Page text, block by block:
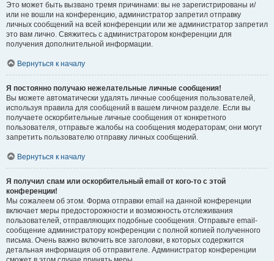
Это может быть вызвано тремя причинами: вы не зарегистрированы и/
или не вошли на конференцию, администратор запретил отправку
личных сообщений на всей конференции или же администратор запретил
это вам лично. Свяжитесь с администратором конференции для
получения дополнительной информации.
Вернуться к началу
Я постоянно получаю нежелательные личные сообщения!
Вы можете автоматически удалять личные сообщения пользователей,
используя правила для сообщений в вашем личном разделе. Если вы
получаете оскорбительные личные сообщения от конкретного
пользователя, отправьте жалобы на сообщения модераторам; они могут
запретить пользователю отправку личных сообщений.
Вернуться к началу
Я получил спам или оскорбительный email от кого-то с этой
конференции!
Мы сожалеем об этом. Форма отправки email на данной конференции
включает меры предосторожности и возможность отслеживания
пользователей, отправляющих подобные сообщения. Отправьте email-
сообщение администратору конференции с полной копией полученного
письма. Очень важно включить все заголовки, в которых содержится
детальная информация об отправителе. Администратор конференции